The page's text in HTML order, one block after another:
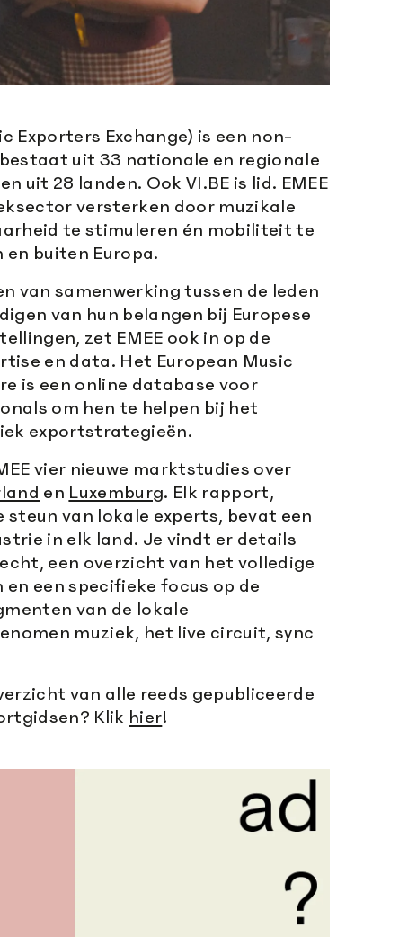
Exporters Exchange) is een non-
uit 33 nationale en regionale
uit 28 landen. Ook VI.BE is lid. EMEE
versterken door muzikale
te stimuleren én mobiliteit te
buiten Europa.
van samenwerking tussen de leden
van hun belangen bij Europese
zet EMEE ook in op de
en data. Het European Music
is een online database voor
om hen te helpen bij het
exportstrategieën.
vier nieuwe marktstudies over
en Luxemburg. Elk rapport,
steun van lokale experts, bevat een
in elk land. Je vindt er details
een overzicht van het volledige
een specifieke focus op de
van de lokale
muziek, het live circuit, sync
van alle reeds gepubliceerde
Klik hier!